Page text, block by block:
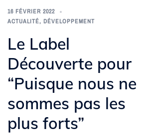
16 FÉVRIER 2022
ACTUALITÉ, DÉVELOPPEMENT
Le Label
Découverte pour
“Puisque nous ne
sommes pas les
plus forts”